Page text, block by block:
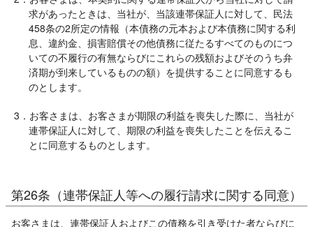
求があったときは、当社が、当該連帯保証人に対して、民法
458条の2所定の情報（本債務の元本および本債務に関する利
息、違約金、損害賠償その他債務に従たるすべてのものにつ
いての不履行の有無ならびにこれらの残額およびそのうち弁
済期が到来しているものの額）を提供することに同意するも
のとします。
3．お客さまは、お客さまが期限の利益を喪失した際に、当社が
連帯保証人に対して、期限の利益を喪失したことを伝えるこ
とに同意するものとします。
第26条（連帯保証人等への履行請求に関する同意）
お客さまは、連帯保証人およびこの債務を引き受けた者ならびに